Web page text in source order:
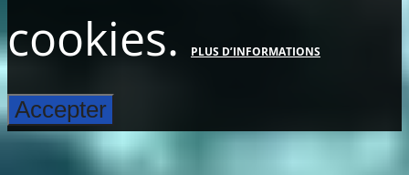
cookies.
PLUS D’INFORMATIONS
Accepter